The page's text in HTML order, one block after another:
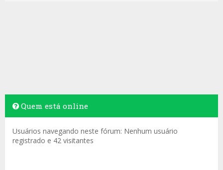
Quem está online
Usuários navegando neste fórum: Nenhum usuário
registrado e 42 visitantes